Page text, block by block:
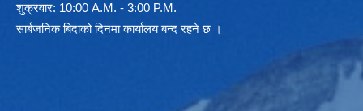
शुक्रवार: 10:00 A.M. - 3:00 P.M.
सार्बजनिक बिदाको दिनमा कार्यालय बन्द रहने छ ।